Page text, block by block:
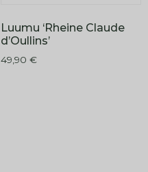
Luumu ‘Rheine Claude
d’Oullins’
49,90 €